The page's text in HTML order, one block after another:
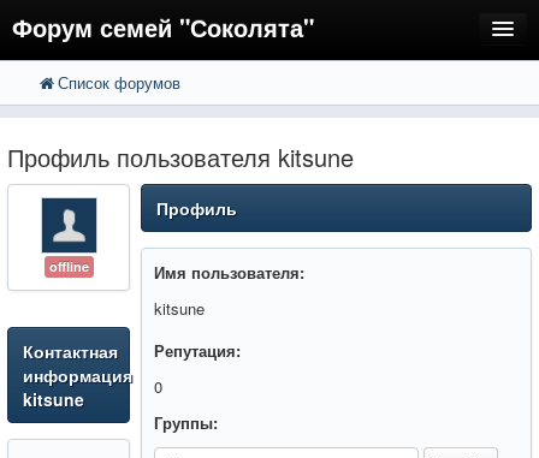
Форум семей "Соколята"
FAQ
Регистрация
Вход
Список форумов
Профиль пользователя kitsune
offline
Контактная
информация
kitsune
Профиль
Имя пользователя:
kitsune
Репутация:
0
Группы: